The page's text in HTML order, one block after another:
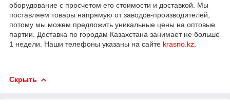
оборудование с просчетом его стоимости и доставкой. Мы
поставляем товары напрямую от заводов-производителей,
потому мы можем предложить уникальные цены на оптовые
партии. Доставка по городам Казахстана занимает не больше
1 недели. Наши телефоны указаны на сайте krasno.kz
Скрыть